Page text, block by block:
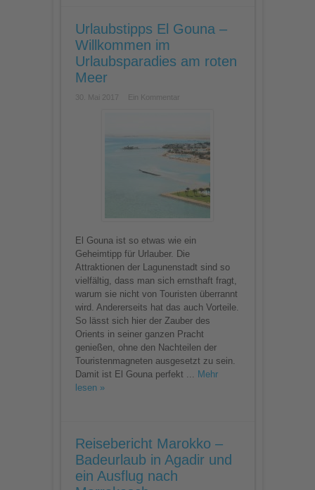
Urlaubstipps El Gouna –
Willkommen im
Urlaubsparadies am roten
Meer
30. Mai 2017 Ein Kommentar
El Gouna ist so etwas wie ein
Geheimtipp für Urlauber. Die
Attraktionen der Lagunenstadt sind so
vielfältig, dass man sich ernsthaft fragt,
warum sie nicht von Touristen überrannt
wird. Andererseits hat das auch Vorteile.
So lässt sich hier der Zauber des
Orients in seiner ganzen Pracht
genießen, ohne den Nachteilen der
Touristenmagneten ausgesetzt zu sein.
Damit ist El Gouna perfekt ...
Mehr
lesen »
Reisebericht Marokko –
Badeurlaub in Agadir und
ein Ausflug nach